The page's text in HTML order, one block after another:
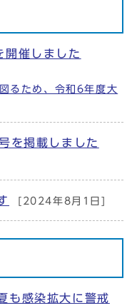
開催しました
るため、令和6年度大
を掲載しました
[2024年8月1日]
も感染拡大に警戒